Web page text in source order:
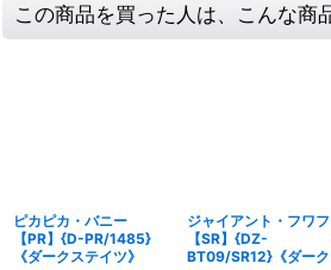
この商品を買った人は、こんな商
ピカピカ・バニー
【PR】{D-PR/1485}
《ダークステイツ》
ジャイアント・フワ
【SR】{DZ-
BT09/SR12}《ダーク